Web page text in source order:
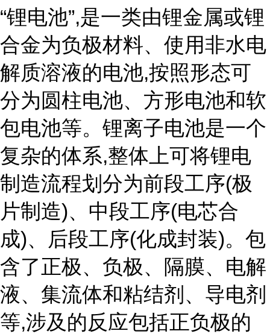
“锂电池”,是一类由锂金属或锂
合金为负极材料、使用非水电
解质溶液的电池,按照形态可
分为圆柱电池、方形电池和软
包电池等。锂离子电池是一个
复杂的体系,整体上可将锂电
制造流程划分为前段工序(极
片制造)、中段工序(电芯合
成)、后段工序(化成封装)。包
含了正极、负极、隔膜、电解
液、集流体和粘结剂、导电剂
等,涉及的反应包括正负极的